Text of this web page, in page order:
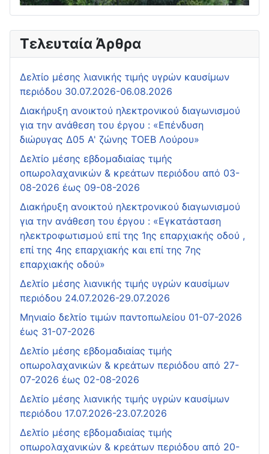
Τελευταία Άρθρα
Δελτίο μέσης λιανικής τιμής υγρών καυσίμων
περιόδου 30.07.2026-06.08.2026
Διακήρυξη ανοικτού ηλεκτρονικού διαγωνισμού
για την ανάθεση του έργου : «Επένδυση
διώρυγας Δ05 Α' ζώνης ΤΟΕΒ Λούρου»
Δελτίο μέσης εβδομαδιαίας τιμής
οπωρολαχανικών & κρεάτων περιόδου από 03-
08-2026 έως 09-08-2026
Διακήρυξη ανοικτού ηλεκτρονικού διαγωνισμού
για την ανάθεση του έργου : «Εγκατάσταση
ηλεκτροφωτισμού επί της 1ης επαρχιακής οδού ,
επί της 4ης επαρχιακής και επί της 7ης
επαρχιακής οδού»
Δελτίο μέσης λιανικής τιμής υγρών καυσίμων
περιόδου 24.07.2026-29.07.2026
Μηνιαίο δελτίο τιμών παντοπωλείου 01-07-2026
έως 31-07-2026
Δελτίο μέσης εβδομαδιαίας τιμής
οπωρολαχανικών & κρεάτων περιόδου από 27-
07-2026 έως 02-08-2026
Δελτίο μέσης λιανικής τιμής υγρών καυσίμων
περιόδου 17.07.2026-23.07.2026
Δελτίο μέσης εβδομαδιαίας τιμής
οπωρολαχανικών & κρεάτων περιόδου από 20-